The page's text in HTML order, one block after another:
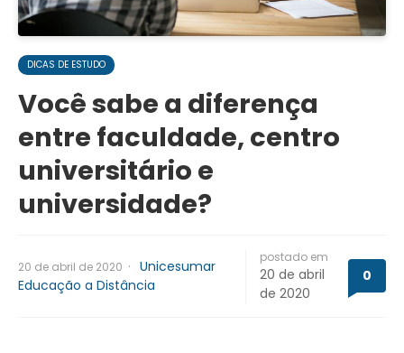
DICAS DE ESTUDO
Você sabe a diferença
entre faculdade, centro
universitário e
universidade?
20 de abril de 2020 · Unicesumar
Educação a Distância
postado em
20 de abril
de 2020
0